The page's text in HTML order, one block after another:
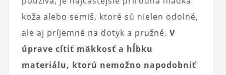
koža alebo semiš, ktoré sú nielen odolné,
ale aj príjemné na dotyk a pružné. V
úprave cítiť mäkkosť a hĺbku
materiálu, ktorú nemožno napodobniť